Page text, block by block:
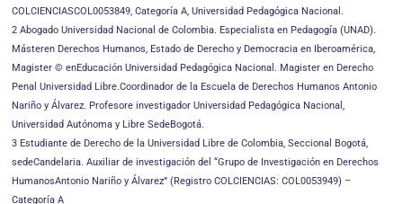
COLCIENCIASCOL0053849, Categoría A, Universidad Pedagógica Nacional.
2 Abogado Universidad Nacional de Colombia. Especialista en Pedagogía (UNAD).
Másteren Derechos Humanos, Estado de Derecho y Democracia en Iberoamérica,
Magister © enEducación Universidad Pedagógica Nacional. Magister en Derecho
Penal Universidad Libre.Coordinador de la Escuela de Derechos Humanos Antonio
Nariño y Álvarez. Profesore investigador Universidad Pedagógica Nacional,
Universidad Autónoma y Libre SedeBogotá.
3 Estudiante de Derecho de la Universidad Libre de Colombia, Seccional Bogotá,
sedeCandelaria. Auxiliar de investigación del “Grupo de Investigación en Derechos
HumanosAntonio Nariño y Álvarez” (Registro COLCIENCIAS: COL0053949) –
Categoría A